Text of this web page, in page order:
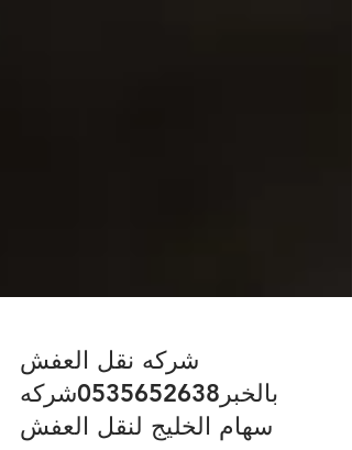
شركه نقل العفش
بالخبر0535652638شركه